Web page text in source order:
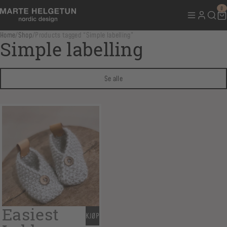
0
Home/Shop/ Products tagged “Simple labelling”
Simple labelling
Se alle
Easiest KJØP